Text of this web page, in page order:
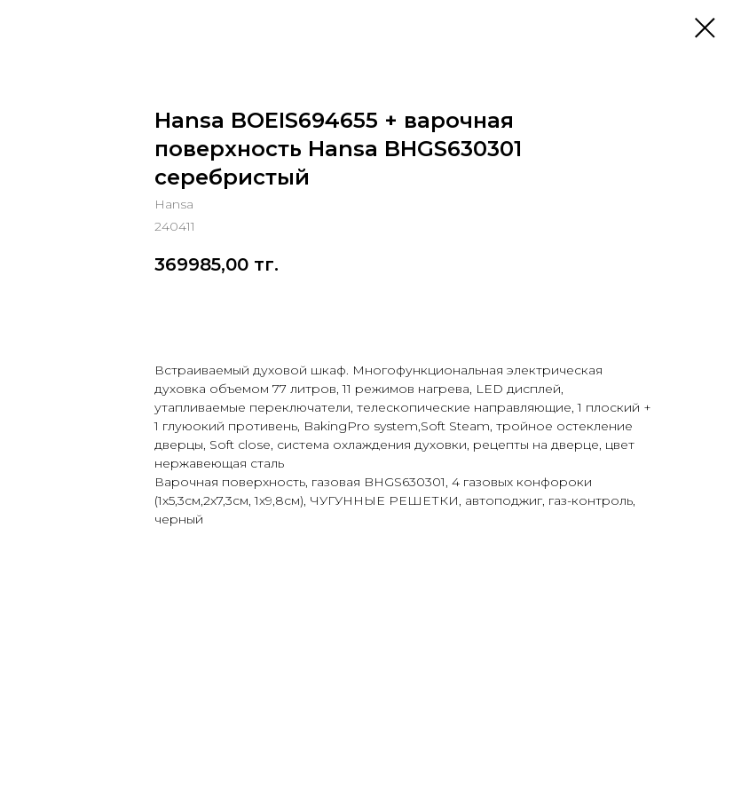
Hansa BOEIS694655 + варочная
поверхность Hansa BHGS630301
серебристый
Hansa
240411
369985,00 тг.
Встраиваемый духовой шкаф. Многофункциональная электрическая
духовка объемом 77 литров, 11 режимов нагрева, LED дисплей,
утапливаемые переключатели, телескопические направляющие, 1 плоский +
1 глуюокий противень, BakingPro system,Soft Steam, тройное остекление
дверцы, Soft close, система охлаждения духовки, рецепты на дверце, цвет
нержавеющая сталь
Варочная поверхность, газовая BHGS630301, 4 газовых конфороки
(1х5,3см,2х7,3cм, 1х9,8см), ЧУГУННЫЕ РЕШЕТКИ, автоподжиг, газ-контроль,
черный